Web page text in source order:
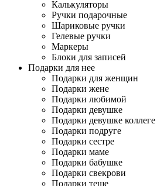
Калькуляторы
Ручки подарочные
Шариковые ручки
Гелевые ручки
Маркеры
Блоки для записей
Подарки для нее
Подарки для женщин
Подарки жене
Подарки любимой
Подарки девушке
Подарки девушке коллеге
Подарки подруге
Подарки сестре
Подарки маме
Подарки бабушке
Подарки свекрови
Подарки теще